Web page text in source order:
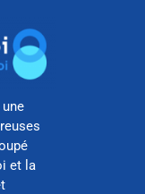
et la